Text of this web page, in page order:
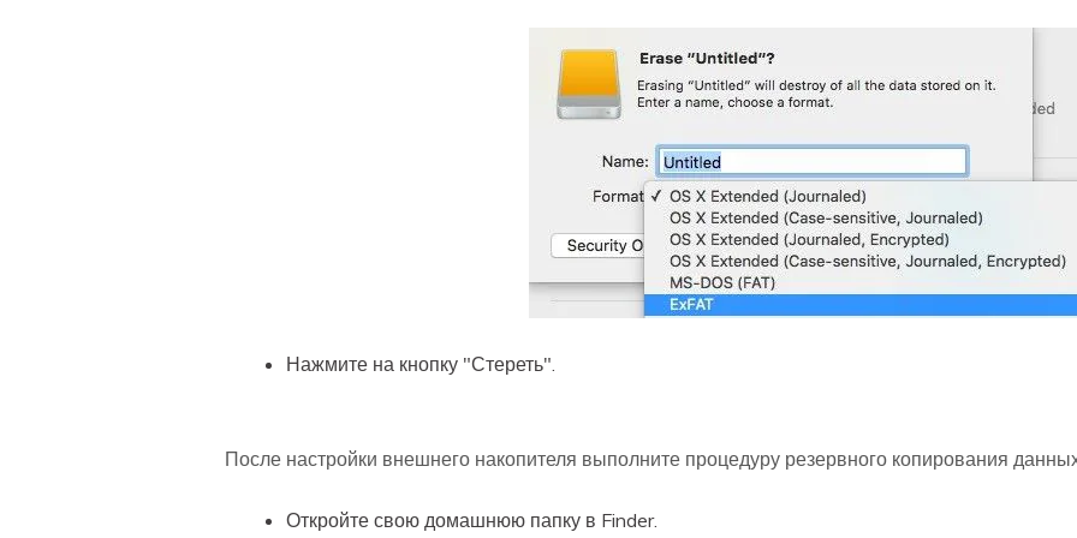
Нажмите на кнопку "Стереть".
После настройки внешнего накопителя выполните процедуру резервного копирования
Откройте свою домашнюю папку в Finder.